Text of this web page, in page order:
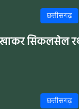
छत्तीसगढ़
सिकलसेल
छत्तीसगढ़